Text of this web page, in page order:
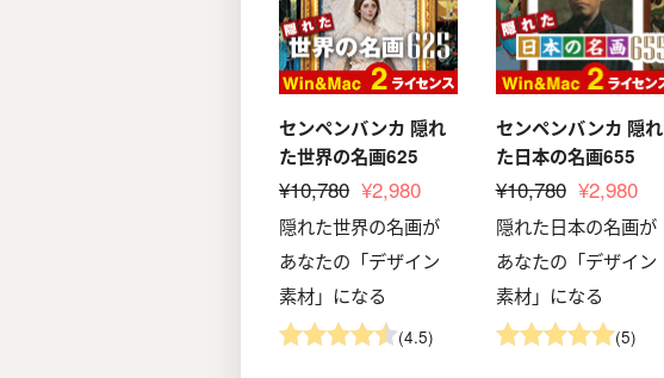
センペンバンカ 隠れ
た世界の名画625
¥10,780 ¥2,980
隠れた世界の名画が
あなたの「デザイン
素材」になる
(4.5)
センペンバンカ 隠れ
た日本の名画655
¥10,780 ¥2,980
隠れた日本の名画が
あなたの「デザイン
素材」になる
(5)